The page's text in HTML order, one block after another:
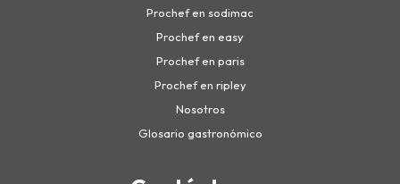
Prochef en sodimac
Prochef en easy
Prochef en paris
Prochef en ripley
Nosotros
Glosario gastronómico